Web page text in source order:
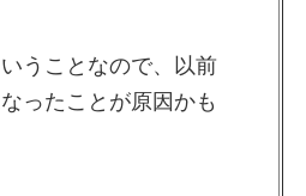
うことなので、以前
ったことが原因かも